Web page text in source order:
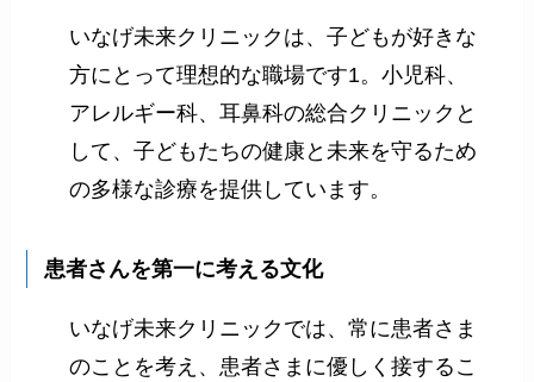
いなげ未来クリニックは、子どもが好きな
方にとって理想的な職場です1。小児科、
アレルギー科、耳鼻科の総合クリニックと
して、子どもたちの健康と未来を守るため
の多様な診療を提供しています。
患者さんを第一に考える文化
いなげ未来クリニックでは、常に患者さま
のことを考え、患者さまに優しく接するこ